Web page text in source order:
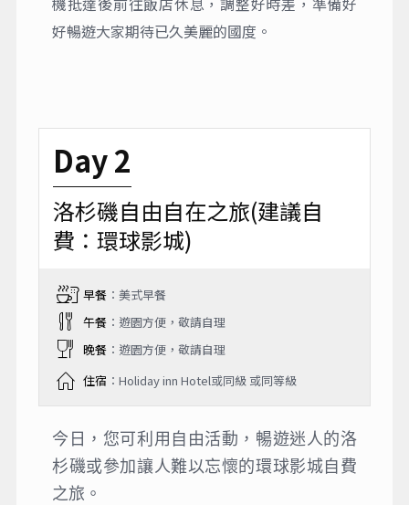
好暢遊大家期待已久美麗的國度。
Day 2
洛杉磯自由自在之旅(建議自
費：環球影城)
早餐：美式早餐
午餐：遊園方便，敬請自理
晚餐：遊園方便，敬請自理
住宿 ：Holiday inn Hotel或同級 或同等級
今日，您可利用自由活動，暢遊迷人的洛
杉磯或參加讓人難以忘懷的環球影城自費
之旅。